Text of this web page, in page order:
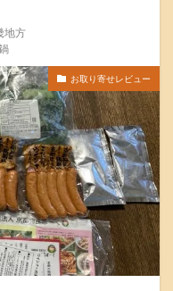
地方
お取り寄せレビュー